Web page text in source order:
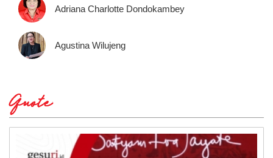
Adriana Charlotte Dondokambey
Agustina Wilujeng
Quote